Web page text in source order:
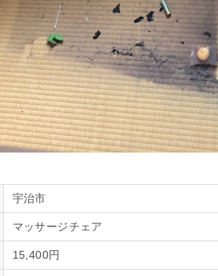
宇治市
マッサージチェア
15,400円